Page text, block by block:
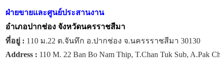
ฝ่ายขายและศูนย์ประสานงาน
อำเภอปากช่อง จังหวัดนครราชสีมา
ที่อยู่ : 110 ม.22 ต.จันทึก อ.ปากช่อง จ.นครรราชสีมา 30130
Address : 110 M. 22 Ban Bo Nam Thip, T.Chan Tuk Sub, A.Pak